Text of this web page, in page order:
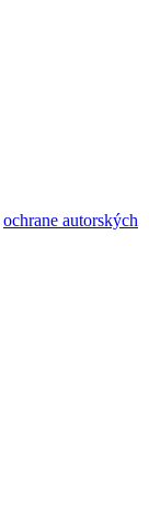
ochrane autorských